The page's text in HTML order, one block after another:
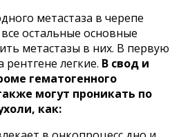
метастаза в черепе
остальные основные
метастазы в них. В первую
легкие. В свод и
гематогенного
могут проникать по
как: